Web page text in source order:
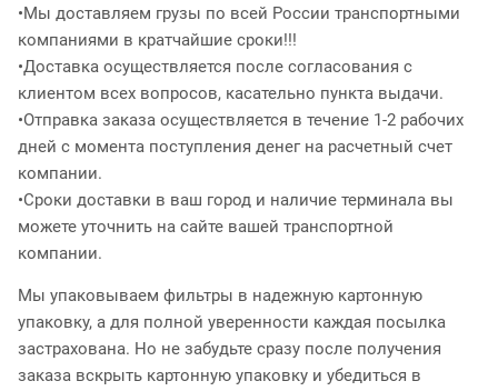
•Мы доставляем грузы по всей России транспортными
компаниями в кратчайшие сроки!!!
•Доставка осуществляется после согласования с
клиентом всех вопросов, касательно пункта выдачи.
•Отправка заказа осуществляется в течение 1-2 рабочих
дней с момента поступления денег на расчетный счет
компании.
•Сроки доставки в ваш город и наличие терминала вы
можете уточнить на сайте вашей транспортной
компании.
Мы упаковываем фильтры в надежную картонную
упаковку, а для полной уверенности каждая посылка
застрахована. Но не забудьте сразу после получения
заказа вскрыть картонную упаковку и убедиться в